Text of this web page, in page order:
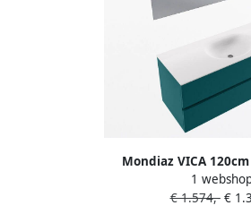
Mondiaz VICA
onderkast Smag 2
MOON midden zonder
1
€ 1.574,-€